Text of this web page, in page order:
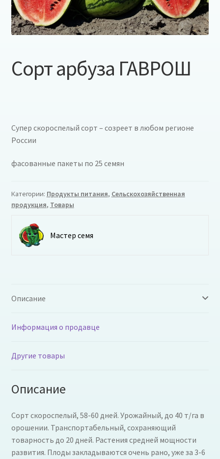
Сорт арбуза ГАВРОШ
Супер скороспелый сорт – созреет в любом регионе
России
фасованные пакеты по 25 семян
Категории: Продукты питания, Сельскохозяйственная
продукция, Товары
Мастер семя
Описание
Информация о продавце
Другие товары
Описание
Сорт скороспелый, 58-60 дней. Урожайный, до 40 т/га в
орошении. Транспортабельный, сохраняющий
товарность до 20 дней. Растения средней мощности
развития. Плоды закладываются очень рано, уже за 3-6